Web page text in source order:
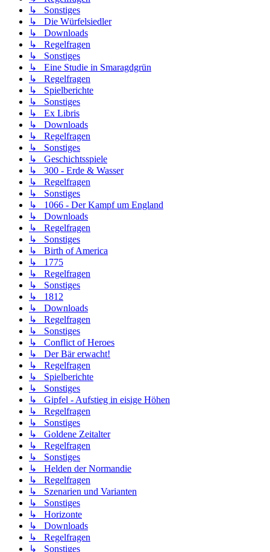
↳ Sonstiges
↳ Die Würfelsiedler
↳ Downloads
↳ Regelfragen
↳ Sonstiges
↳ Eine Studie in Smaragdgrün
↳ Regelfragen
↳ Spielberichte
↳ Sonstiges
↳ Ex Libris
↳ Downloads
↳ Regelfragen
↳ Sonstiges
↳ Geschichtsspiele
↳ 300 - Erde & Wasser
↳ Regelfragen
↳ Sonstiges
↳ 1066 - Der Kampf um England
↳ Downloads
↳ Regelfragen
↳ Sonstiges
↳ Birth of America
↳ 1775
↳ Regelfragen
↳ Sonstiges
↳ 1812
↳ Downloads
↳ Regelfragen
↳ Sonstiges
↳ Conflict of Heroes
↳ Der Bär erwacht!
↳ Regelfragen
↳ Spielberichte
↳ Sonstiges
↳ Gipfel - Aufstieg in eisige Höhen
↳ Regelfragen
↳ Sonstiges
↳ Goldene Zeitalter
↳ Regelfragen
↳ Sonstiges
↳ Helden der Normandie
↳ Regelfragen
↳ Szenarien und Varianten
↳ Sonstiges
↳ Horizonte
↳ Downloads
↳ Regelfragen
↳ Sonstiges